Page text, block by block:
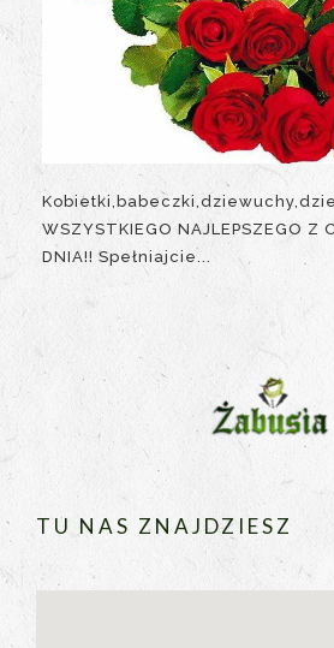
WSZYSTKIEGO NAJLEPSZEGO Z
DNIA!! Spełniajcie...
TU NAS ZNAJDZIESZ